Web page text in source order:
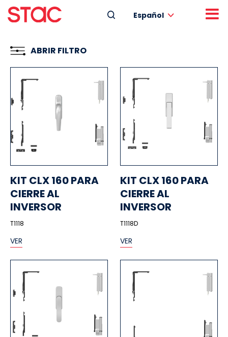
Español
ABRIR FILTRO
KIT CLX 160 PARA
CIERRE AL
INVERSOR
T1118
VER
KIT CLX 160 PARA
CIERRE AL
INVERSOR
T1118D
VER